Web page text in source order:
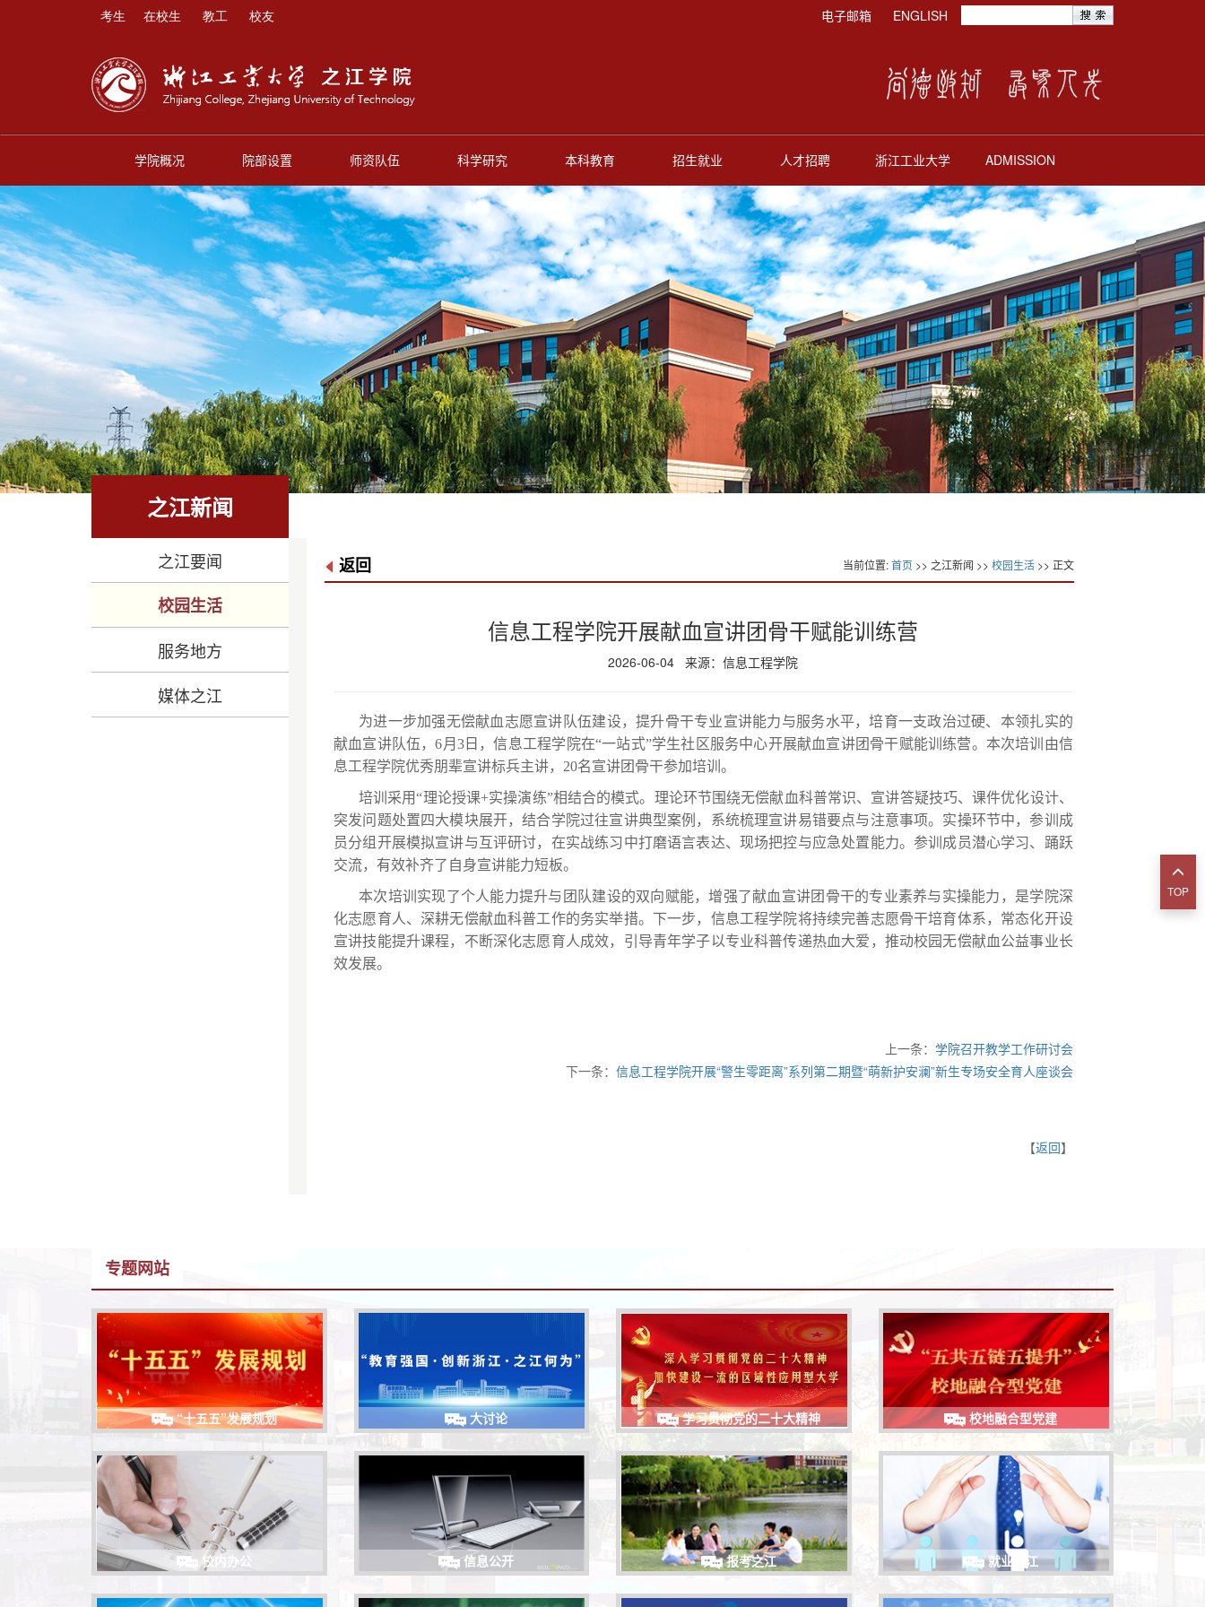
考生 在校生 教工 校友 电子邮箱 ENGLISH
学院概况 院部设置 师资队伍 科学研究 本科教育 招生就业 人才招聘 浙江工业大学 ADMISSION
之江新闻
之江要闻
校园生活
服务地方
媒体之江
返回 当前位置:首页 >> 之江新闻 >> 校园生活 >> 正文
信息工程学院开展献血宣讲团骨干赋能训练营
2026-06-04 来源：信息工程学院
为进一步加强无偿献血志愿宣讲队伍建设，提升骨干专业宣讲能力与服务水平，培育一支政治过硬、本领扎实的
献血宣讲队伍，6月3日，信息工程学院在“一站式”学生社区服务中心开展献血宣讲团骨干赋能训练营。本次培训由信
息工程学院优秀朋辈宣讲标兵主讲，20名宣讲团骨干参加培训。
培训采用“理论授课+实操演练”相结合的模式。理论环节围绕无偿献血科普常识、宣讲答疑技巧、课件优化设计、
突发问题处置四大模块展开，结合学院过往宣讲典型案例，系统梳理宣讲易错要点与注意事项。实操环节中，参训成
员分组开展模拟宣讲与互评研讨，在实战练习中打磨语言表达、现场把控与应急处置能力。参训成员潜心学习、踊跃
交流，有效补齐了自身宣讲能力短板。
本次培训实现了个人能力提升与团队建设的双向赋能，增强了献血宣讲团骨干的专业素养与实操能力，是学院深
化志愿育人、深耕无偿献血科普工作的务实举措。下一步，信息工程学院将持续完善志愿骨干培育体系，常态化开设
宣讲技能提升课程，不断深化志愿育人成效，引导青年学子以专业科普传递热血大爱，推动校园无偿献血公益事业长
效发展。
上一条： 学院召开教学工作研讨会
下一条： 信息工程学院开展“警生零距离”系列第二期暨“萌新护安澜”新生专场安全育人座谈会
【返回】
TOP
专题网站
“十五五”发展规划 大讨论 学习贯彻党的二十大精神 校地融合型党建
校内办公 信息公开 报考之江 就业之江